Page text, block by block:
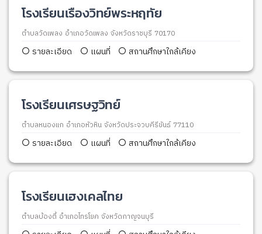
โรงเรียนเรืองวิทย์พระหฤทัย
ตำบลวัดเพลง อำเภอวัดเพลง จังหวัดราชบุรี 70170
รายละเอียด แผนที่ สถานศึกษาใกล้เคียง
โรงเรียนเศรษฐวิทย์
ตำบลหนองแก อำเภอหัวหิน จังหวัดประจวบคีรีขันธ์ 77110
รายละเอียด แผนที่ สถานศึกษาใกล้เคียง
โรงเรียนเฮงเคลไทย
ตำบลบ้องตี้ อำเภอไทรโยค จังหวัดกาญจนบุรี